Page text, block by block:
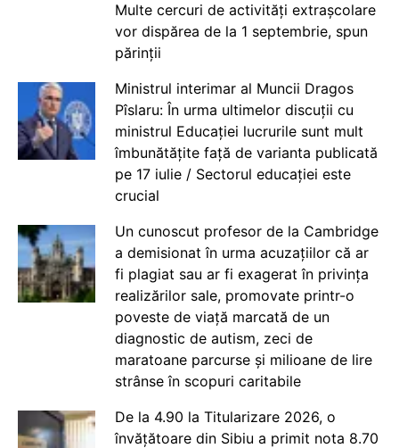
Multe cercuri de activități extrașcolare
vor dispărea de la 1 septembrie, spun
părinții
Ministrul interimar al Muncii Dragos
Pîslaru: În urma ultimelor discuții cu
ministrul Educației lucrurile sunt mult
îmbunătățite față de varianta publicată
pe 17 iulie / Sectorul educației este
crucial
Un cunoscut profesor de la Cambridge
a demisionat în urma acuzațiilor că ar
fi plagiat sau ar fi exagerat în privința
realizărilor sale, promovate printr-o
poveste de viață marcată de un
diagnostic de autism, zeci de
maratoane parcurse și milioane de lire
strânse în scopuri caritabile
De la 4.90 la Titularizare 2026, o
învățătoare din Sibiu a primit nota 8.70